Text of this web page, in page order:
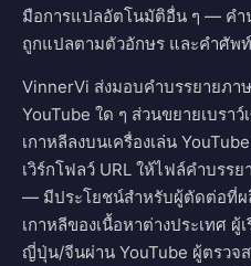
มือการแปลอัตโนมัติอื่น ๆ — คำ
ถูกแปลตามตัวอักษร และคำศัพ
VinnerVi ส่งมอบคำบรรยายภา
YouTube ใด ๆ ส่วนขยายเบรา
เกาหลีลงบนเครื่องเล่น
เวิร์กโฟลว์ URL ให้ไฟล์คำบรร
— มีประโยชน์สำหรับผู้ตัดต่อที่ผ
เกาหลีของเนื้อหาต่างประเทศ
ญี่ปุ่น/จีนผ่าน YouTube ผู้ตรวจ